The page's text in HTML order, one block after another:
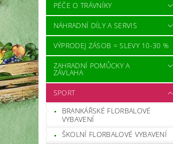
PÉČE O TRÁVNÍKY
NÁHRADNÍ DÍLY A SERVIS
VÝPRODEJ ZÁSOB = SLEVY 10-30 %
ZAHRADNÍ POMŮCKY A
ZÁVLAHA
SPORT
BRANKÁŘSKÉ FLORBALOVÉ
VYBAVENÍ
ŠKOLNÍ FLORBALOVÉ VYBAVENÍ